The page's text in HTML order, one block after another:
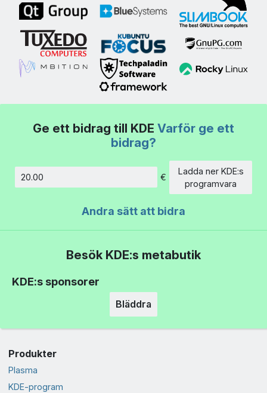
Ge ett bidrag till KDE Varför ge ett
bidrag?
€
Ladda ner KDE:s
programvara
Andra sätt att bidra
Besök KDE:s metabutik
KDE:s sponsorer
Bläddra
Produkter
Plasma
KDE-program